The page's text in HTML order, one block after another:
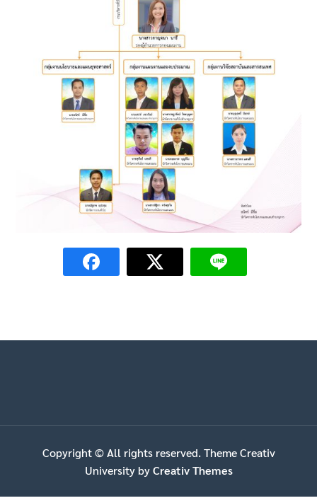
Copyright © All rights reserved. Theme Creativ
University byCreativ Themes